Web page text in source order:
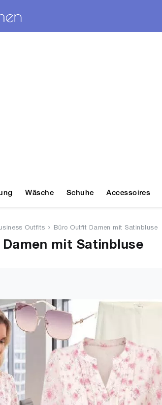
Wäsche Schuhe Accessoires
Outfits Büro Outfit Damen mit Satinbluse
mit Satinbluse